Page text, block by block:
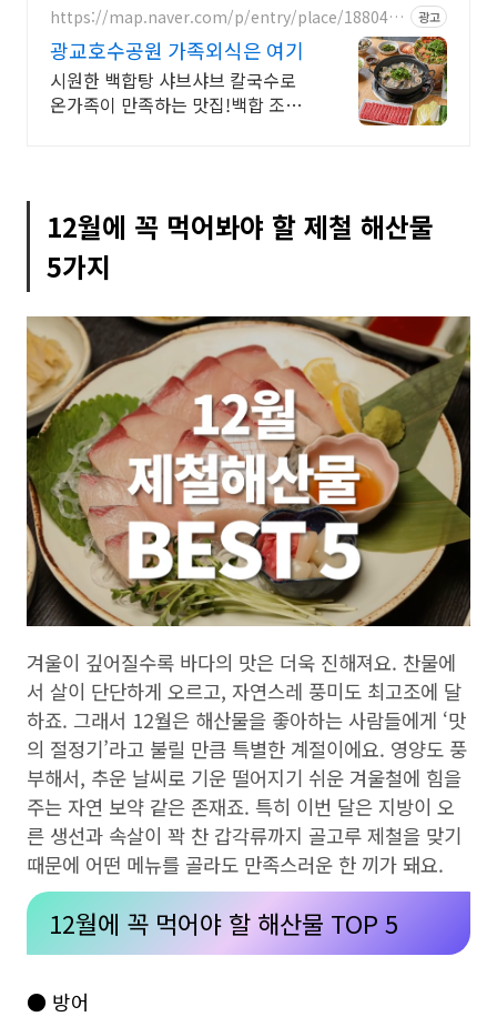
https://map.naver.com/p/entry/place/1880456
광고
광교호수공원 가족외식은 여기
시원한 백합탕 샤브샤브 칼국수로
온가족이 만족하는 맛집!백합 조개
12월에 꼭 먹어봐야 할 제철 해산물
5가지
겨울이 깊어질수록 바다의 맛은 더욱 진해져요. 찬물에
서 살이 단단하게 오르고, 자연스레 풍미도 최고조에 달
하죠. 그래서 12월은 해산물을 좋아하는 사람들에게 ‘맛
의 절정기’라고 불릴 만큼 특별한 계절이에요. 영양도 풍
부해서, 추운 날씨로 기운 떨어지기 쉬운 겨울철에 힘을
주는 자연 보약 같은 존재죠. 특히 이번 달은 지방이 오
른 생선과 속살이 꽉 찬 갑각류까지 골고루 제철을 맞기
때문에 어떤 메뉴를 골라도 만족스러운 한 끼가 돼요.
12월에 꼭 먹어야 할 해산물 TOP 5
● 방어